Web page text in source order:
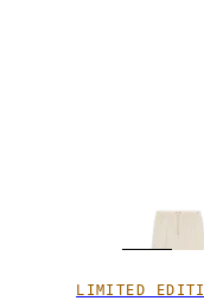
LIMITED